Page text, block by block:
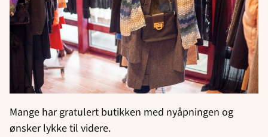
Mange har gratulert butikken med nyåpningen og
ønsker lykke til videre.